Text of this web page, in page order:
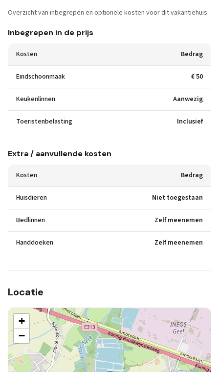
Overzicht van inbegrepen en optionele kosten voor dit vakantiehuis.
Inbegrepen in de prijs
Kosten Bedrag
Eindschoonmaak € 50
Keukenlinnen Aanwezig
Toeristenbelasting Inclusief
Extra / aanvullende kosten
Kosten Bedrag
Huisdieren Niet toegestaan
Bedlinnen Zelf meenemen
Handdoeken Zelf meenemen
Locatie
+
−